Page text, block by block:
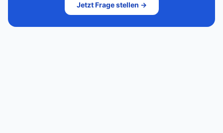
Jetzt Frage stellen →